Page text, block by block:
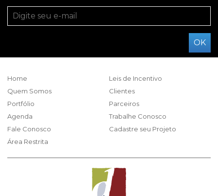
Home
Quem Somos
Portfólio
Leis de Incentivo
Clientes
Parceiros
Agenda
Fale Conosco
Área Restrita
Trabalhe Conosco
Cadastre seu Projeto